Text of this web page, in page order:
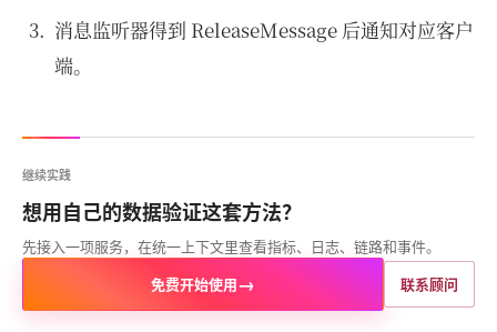
消息监听器得到 ReleaseMessage 后通知对应客户
端。
继续实践
想用自己的数据验证这套方法？
先接入一项服务，在统一上下文里查看指标、日志、链路和事件。
免费开始使用→ 联系顾问